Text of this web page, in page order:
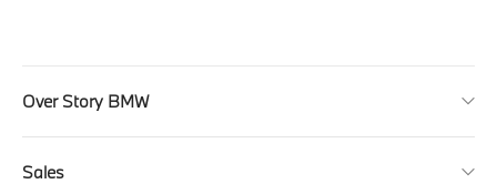
Over Story BMW
Sales